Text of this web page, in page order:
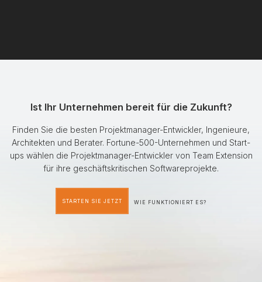
Ist Ihr Unternehmen bereit für die Zukunft?
Finden Sie die besten Projektmanager-Entwickler, Ingenieure,
Architekten und Berater. Fortune-500-Unternehmen und Start-
ups wählen die Projektmanager-Entwickler von Team Extension
für ihre geschäftskritischen Softwareprojekte.
STARTEN SIE JETZT WIE FUNKTIONIERT ES?